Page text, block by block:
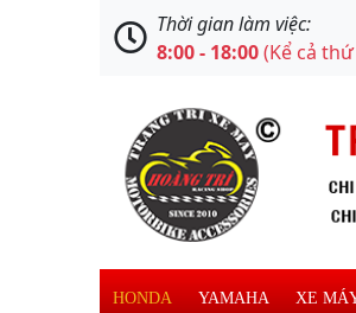
Thời gian làm việc:
8:00 - 18:00(Kể cả
HONDA YAMAHA XE